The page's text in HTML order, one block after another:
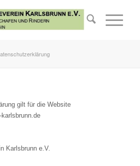
gilt für die Website
Karlsbrunn e.V.